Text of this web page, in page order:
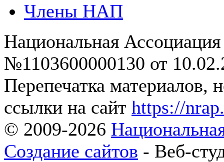
Члены НАП
Национальная
№1103600000130 от
Перепечатка материалов,
ссылки на сайт https://
© 2009-2026
Создание сайтов - Веб-